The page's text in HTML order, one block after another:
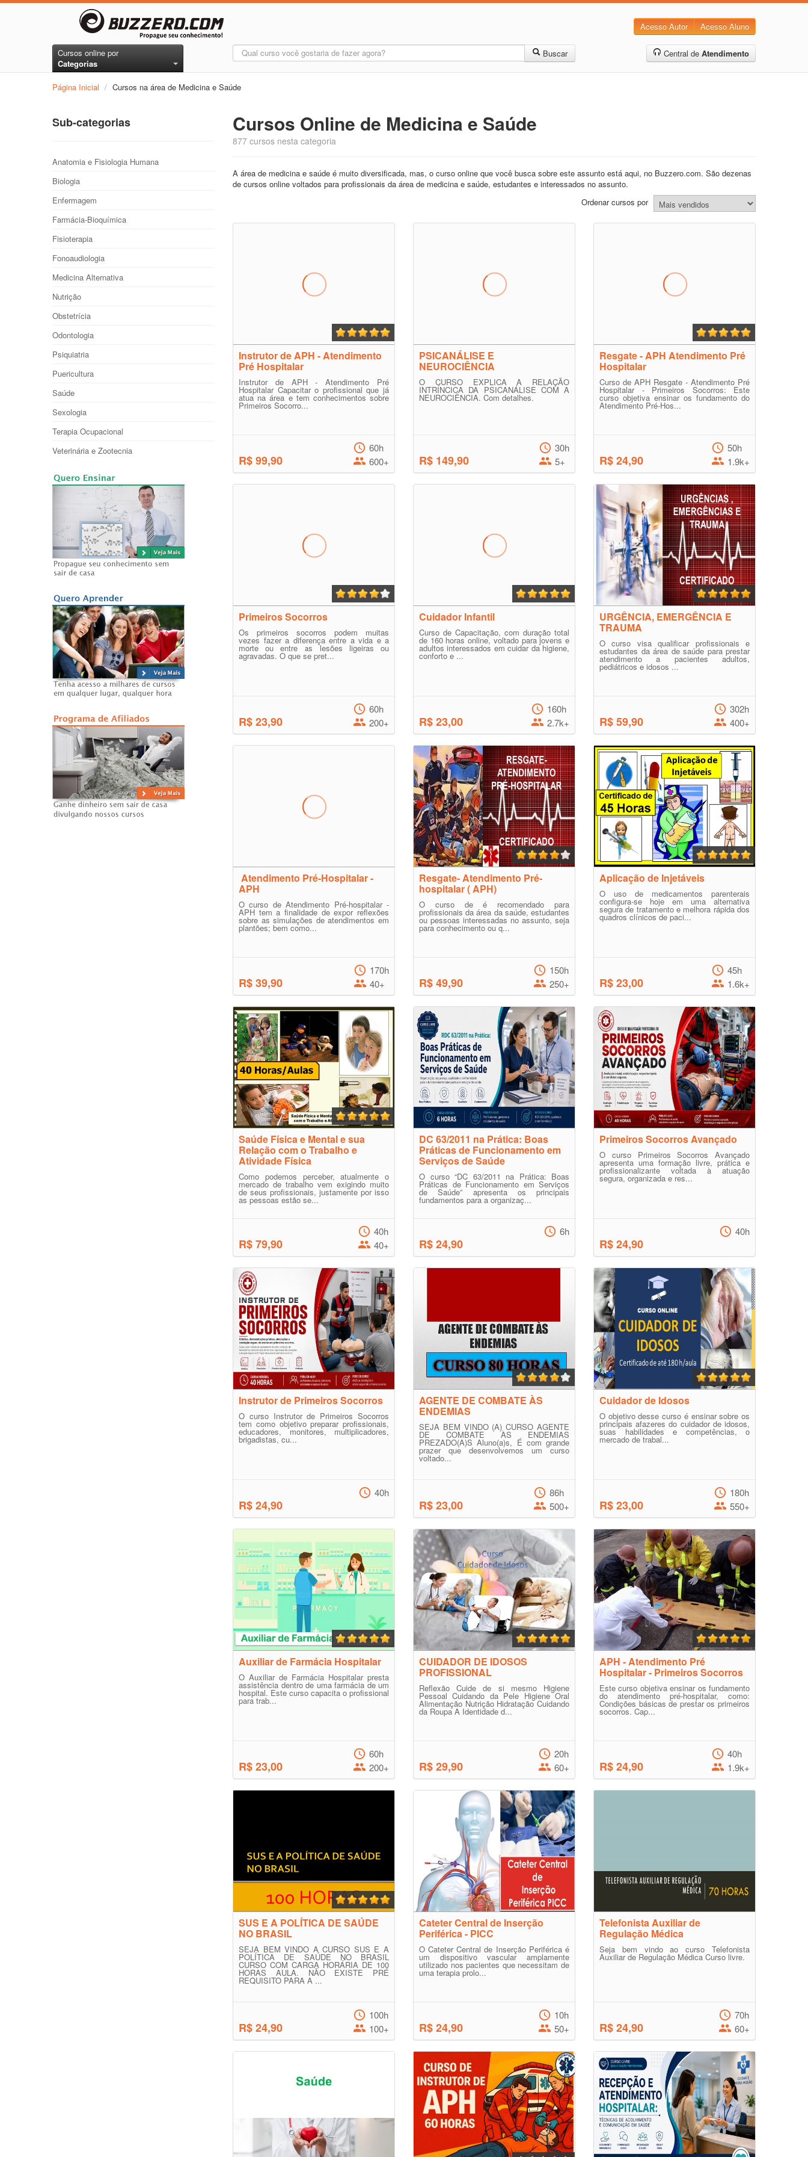
Acesso Autor Acesso Aluno
Cursos online por
Categorias
Buscar Central de Atendimento
Página Inicial / Cursos na área de Medicina e Saúde
Sub-categorias
Anatomia e Fisiologia Humana
Biologia
Enfermagem
Farmácia-Bioquímica
Fisioterapia
Fonoaudiologia
Medicina Alternativa
Nutrição
Obstetrícia
Odontologia
Psiquiatria
Puericultura
Saúde
Sexologia
Terapia Ocupacional
Veterinária e Zootecnia
Cursos Online de Medicina e Saúde
877 cursos nesta categoria
A área de medicina e saúde é muito diversificada, mas, o curso online que você busca sobre este assunto está aqui, no Buzzero.com. São dezenas
de cursos online voltados para profissionais da área de medicina e saúde, estudantes e interessados no assunto.
Ordenar cursos por
Instrutor de APH - Atendimento
Pré Hospitalar
Instrutor de APH - Atendimento Pré
Hospitalar Capacitar o profissional que já
atua na área e tem conhecimentos sobre
Primeiros Socorro...
R$ 99,90
60h
600+
PSICANÁLISE E
NEUROCIÊNCIA
O CURSO EXPLICA A RELAÇÃO
INTRÍNCICA DA PSICANÁLISE COM A
NEUROCIÊNCIA. Com detalhes.
R$ 149,90
30h
5+
Resgate - APH Atendimento Pré
Hospitalar
Curso de APH Resgate - Atendimento Pré
Hospitalar - Primeiros Socorros: Este
curso objetiva ensinar os fundamento do
Atendimento Pré-Hos...
R$ 24,90
50h
1.9k+
Primeiros Socorros
Os primeiros socorros podem muitas
vezes fazer a diferença entre a vida e a
morte ou entre as lesões ligeiras ou
agravadas. O que se pret...
R$ 23,90
60h
200+
Cuidador Infantil
Curso de Capacitação, com duração total
de 160 horas online, voltado para jovens e
adultos interessados em cuidar da higiene,
conforto e ...
R$ 23,00
160h
2.7k+
URGÊNCIA, EMERGÊNCIA E
TRAUMA
O curso visa qualificar profissionais e
estudantes da área de saúde para prestar
atendimento a pacientes adultos,
pediátricos e idosos ...
R$ 59,90
302h
400+
Atendimento Pré-Hospitalar -
APH
O curso de Atendimento Pré-hospitalar -
APH tem a finalidade de expor reflexões
sobre as simulações de atendimentos em
plantões; bem como...
R$ 39,90
170h
40+
Resgate- Atendimento Pré-
hospitalar ( APH)
O curso de é recomendado para
profissionais da área da saúde, estudantes
ou pessoas interessadas no assunto, seja
para conhecimento ou q...
R$ 49,90
150h
250+
Aplicação de Injetáveis
O uso de medicamentos parenterais
configura-se hoje em uma alternativa
segura de tratamento e melhora rápida dos
quadros clínicos de paci...
R$ 23,00
45h
1.6k+
Saúde Física e Mental e sua
Relação com o Trabalho e
Atividade Física
Como podemos perceber, atualmente o
mercado de trabalho vem exigindo muito
de seus profissionais, justamente por isso
as pessoas estão se...
R$ 79,90
40h
40+
DC 63/2011 na Prática: Boas
Práticas de Funcionamento em
Serviços de Saúde
O curso “DC 63/2011 na Prática: Boas
Práticas de Funcionamento em Serviços
de Saúde” apresenta os principais
fundamentos para a organizaç...
R$ 24,90
6h
Primeiros Socorros Avançado
O curso Primeiros Socorros Avançado
apresenta uma formação livre, prática e
profissionalizante voltada à atuação
segura, organizada e res...
R$ 24,90
40h
Instrutor de Primeiros Socorros
O curso Instrutor de Primeiros Socorros
tem como objetivo preparar profissionais,
educadores, monitores, multiplicadores,
brigadistas, cu...
R$ 24,90
40h
AGENTE DE COMBATE ÀS
ENDEMIAS
SEJA BEM VINDO (A) CURSO AGENTE
DE COMBATE ÀS ENDEMIAS
PREZADO(A)S Aluno(a)s, É com grande
prazer que desenvolvemos um curso
voltado...
R$ 23,00
86h
500+
Cuidador de Idosos
O objetivo desse curso é ensinar sobre os
principais afazeres do cuidador de idosos,
suas habilidades e competências, o
mercado de trabal...
R$ 23,00
180h
550+
Auxiliar de Farmácia Hospitalar
O Auxiliar de Farmácia Hospitalar presta
assistência dentro de uma farmácia de um
hospital. Este curso capacita o profissional
para trab...
R$ 23,00
60h
200+
CUIDADOR DE IDOSOS
PROFISSIONAL
Reflexão Cuide de si mesmo Higiene
Pessoal Cuidando da Pele Higiene Oral
Alimentação Nutrição Hidratação Cuidando
da Roupa A Identidade d...
R$ 29,90
20h
60+
APH - Atendimento Pré
Hospitalar - Primeiros Socorros
Este curso objetiva ensinar os fundamento
do atendimento pré-hospitalar, como:
Condições básicas de prestar os primeiros
socorros. Cap...
R$ 24,90
40h
1.9k+
SUS E A POLÍTICA DE SAÚDE
NO BRASIL
SEJA BEM VINDO A CURSO SUS E A
POLÍTICA DE SAÚDE NO BRASIL
CURSO COM CARGA HORÁRIA DE 100
HORAS AULA. NÃO EXISTE PRÉ
REQUISITO PARA A ...
R$ 24,90
100h
100+
Cateter Central de Inserção
Periférica - PICC
O Cateter Central de Inserção Periférica é
um dispositivo vascular amplamente
utilizado nos pacientes que necessitam de
uma terapia prolo...
R$ 24,90
10h
50+
Telefonista Auxiliar de
Regulação Médica
Seja bem vindo ao curso Telefonista
Auxiliar de Regulação Médica Curso livre.
R$ 24,90
70h
60+